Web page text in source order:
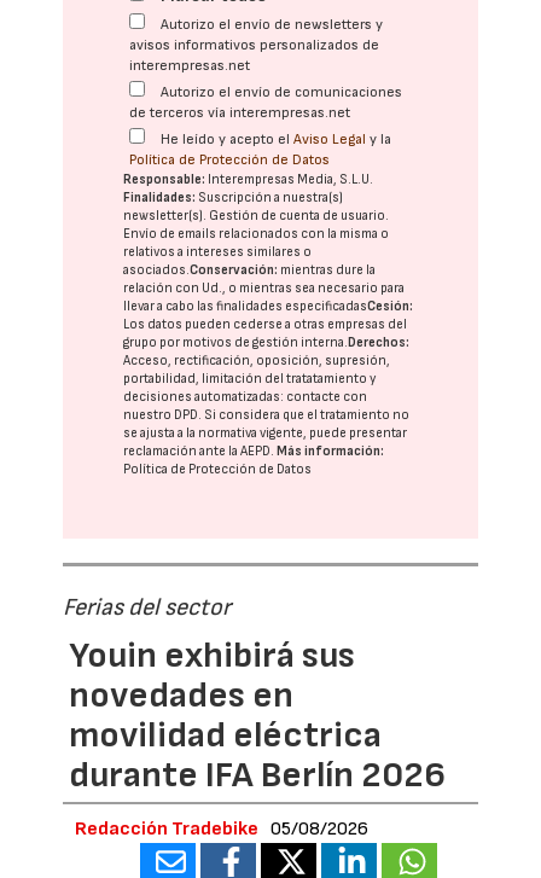
Autorizo el envío de newsletters y
avisos informativos personalizados de
interempresas.net
Autorizo el envío de comunicaciones
de terceros vía interempresas.net
He leído y acepto elAviso Legal y la
Política de Protección de Datos
Responsable: Interempresas Media, S.L.U.
Finalidades: Suscripción a nuestra(s)
newsletter(s). Gestión de cuenta de usuario.
Envío de emails relacionados con la misma o
relativos a intereses similares o
asociados.Conservación: mientras dure la
relación con Ud., o mientras sea necesario para
llevar a cabo las finalidades especificadasCesión:
Los datos pueden cederse a otras empresas del
grupo por motivos de gestión interna. Derechos:
Acceso, rectificación, oposición, supresión,
portabilidad, limitación del tratatamiento y
decisiones automatizadas: contacte con
nuestro DPD. Si considera que el tratamiento no
se ajusta a la normativa vigente, puede presentar
reclamación ante laAEPD. Más información:
Política de Protección de Datos
Ferias del sector
Youin exhibirá sus
novedades en
movilidad eléctrica
durante IFA Berlín 2026
Redacción Tradebike 05/08/2026